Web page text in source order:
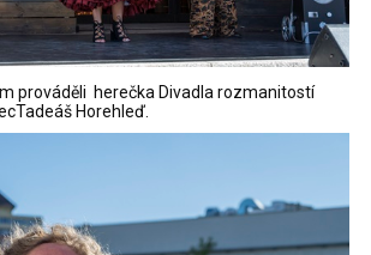
prováděli herečka Divadla rozmanitostí
Horehleď.